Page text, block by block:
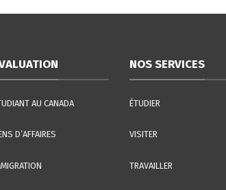
AU CANADA
D’AFFAIRES
NOS SERVICES
ÉTUDIER
VISITER
TRAVAILLER